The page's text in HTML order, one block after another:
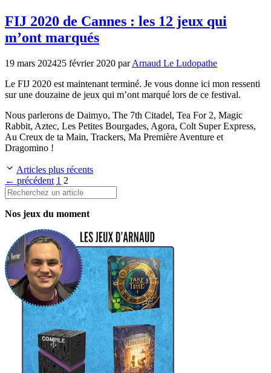
FIJ 2020 de Cannes : les 12 jeux qui
m’ont marqués
19 mars 202425 février 2020 parArnaud Le Ludopathe
Le FIJ 2020 est maintenant terminé. Je vous donne ici mon ressenti
sur une douzaine de jeux qui m’ont marqué lors de ce festival.
Nous parlerons de Daimyo, The 7th Citadel, Tea For 2, Magic
Rabbit, Aztec, Les Petites Bourgades, Agora, Colt Super Express,
Au Creux de ta Main, Trackers, Ma Première Aventure et
Dragomino !
Articles plus récents
← précédent Page
1 Page
2
Rechercher
Nos jeux du moment